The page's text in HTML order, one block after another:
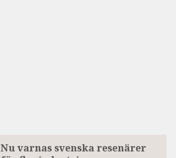
Nu varnas svenska resenärer